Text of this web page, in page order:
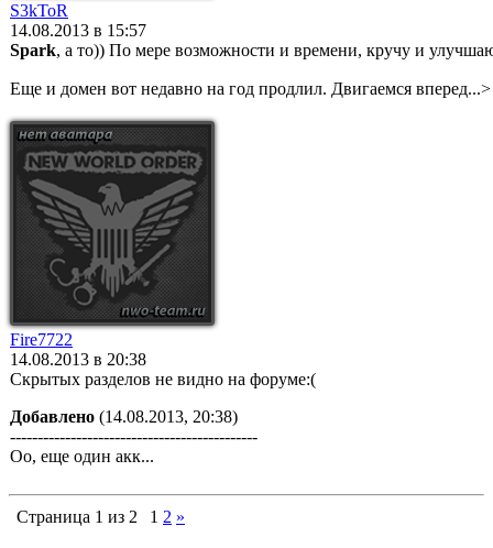
S3kToR
14.08.2013 в 15:57
Spark, а то)) По мере возможности и времени, кручу и
Еще и домен вот недавно на год продлил. Двигаемся
Fire7722
14.08.2013 в 20:38
Скрытых разделов не видно на форуме:(
Добавлено (14.08.2013, 20:38)
---------------------------------------------
Оо, еще один акк...
Страница 1 из 2 1 2 »